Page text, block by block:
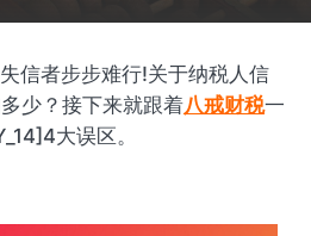
信者步步难行!关于纳税人信
少？接下来就跟着八戒财税一
大误区。